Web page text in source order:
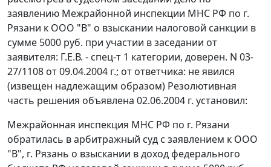
заявлению Межрайонной инспекции МНС РФ по г.
Рязани к ООО "В" о взыскании налоговой санкции в
сумме 5000 руб. при участии в заседании от
заявителя: Г.Е.В. - спец-т 1 категории, доверен. N 03-
27/1108 от 09.04.2004 г.; от ответчика: не явился
(извещен надлежащим образом) Резолютивная
часть решения объявлена 02.06.2004 г. установил:
Межрайонная инспекция МНС РФ по г. Рязани
обратилась в арбитражный суд с заявлением к ООО
"В", г. Рязань о взыскании в доход федерального